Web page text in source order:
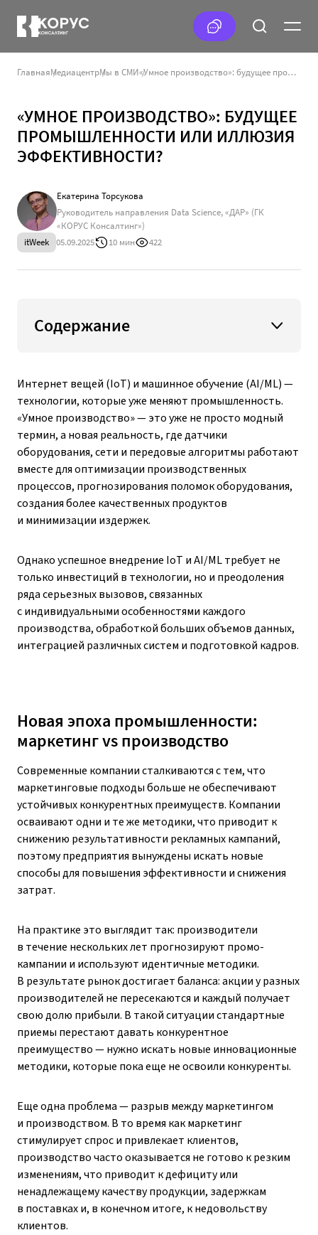
ГлавнаяМедиацентрМы в СМИ «Умное производство»: будущее промышленности или иллюзия эффективности?
«УМНОЕ ПРОИЗВОДСТВО»: БУДУЩЕЕ
ПРОМЫШЛЕННОСТИ ИЛИ ИЛЛЮЗИЯ
ЭФФЕКТИВНОСТИ?
itWeek 05.09.2025 10 мин 422
Екатерина Торсукова
Руководитель направления Data Science, «ДАР» (ГК
«КОРУС Консалтинг»)
Содержание
Интернет вещей (IoT) и машинное обучение (AI/ML) —
технологии, которые уже меняют промышленность.
«Умное производство» — это уже не просто модный
термин, а новая реальность, где датчики
оборудования, сети и передовые алгоритмы работают
вместе для оптимизации производственных
процессов, прогнозирования поломок оборудования,
создания более качественных продуктов
и минимизации издержек.
Однако успешное внедрение IoT и AI/ML требует не
только инвестиций в технологии, но и преодоления
ряда серьезных вызовов, связанных
с индивидуальными особенностями каждого
производства, обработкой больших объемов данных,
интеграцией различных систем и подготовкой кадров.
Новая эпоха промышленности:
маркетинг vs производство
Современные компании сталкиваются с тем, что
маркетинговые подходы больше не обеспечивают
устойчивых конкурентных преимуществ. Компании
осваивают одни и те же методики, что приводит к
снижению результативности рекламных кампаний,
поэтому предприятия вынуждены искать новые
способы для повышения эффективности и снижения
затрат.
На практике это выглядит так: производители
в течение нескольких лет прогнозируют промо-
кампании и используют идентичные методики.
В результате рынок достигает баланса: акции у разных
производителей не пересекаются и каждый получает
свою долю прибыли. В такой ситуации стандартные
приемы перестают давать конкурентное
преимущество — нужно искать новые инновационные
методики, которые пока еще не освоили конкуренты.
Еще одна проблема — разрыв между маркетингом
и производством. В то время как маркетинг
стимулирует спрос и привлекает клиентов,
производство часто оказывается не готово к резким
изменениям, что приводит к дефициту или
ненадлежащему качеству продукции, задержкам
в поставках и, в конечном итоге, к недовольству
клиентов.